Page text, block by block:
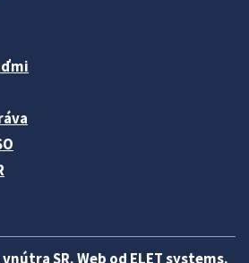
SR. Web od ELET systems.